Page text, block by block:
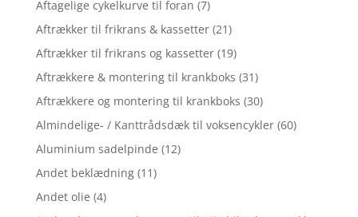
Aftagelige cykelkurve til foran (7)
Aftrækker til frikrans & kassetter (21)
Aftrækker til frikrans og kassetter (19)
Aftrækkere & montering til krankboks (31)
Aftrækkere og montering til krankboks (30)
Almindelige- / Kanttrådsdæk til voksencykler (60)
Aluminium sadelpinde (12)
Andet beklædning (11)
Andet olie (4)